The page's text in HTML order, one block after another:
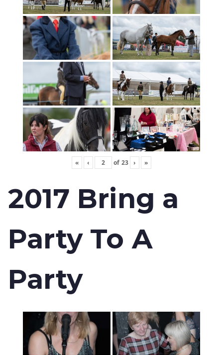
« ‹ of 23 › »
2017 Bring a
Party To A
Party